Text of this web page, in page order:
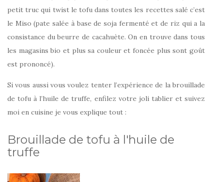
petit truc qui twist le tofu dans toutes les recettes salé c’est
le Miso (pate salée à base de soja fermenté et de riz qui a la
consistance du beurre de cacahuète. On en trouve dans tous
les magasins bio et plus sa couleur et foncée plus sont goût
est prononcé).
Si vous aussi vous voulez tenter l’expérience de la brouillade
de tofu à l’huile de truffe, enfilez votre joli tablier et suivez
moi en cuisine je vous explique tout :
Brouillade de tofu à l'huile de
truffe